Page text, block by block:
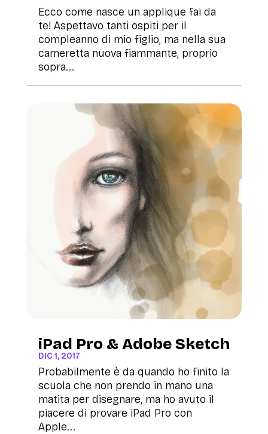
Ecco come nasce un applique fai da
te! Aspettavo tanti ospiti per il
compleanno di mio figlio, ma nella sua
cameretta nuova fiammante, proprio
sopra...
iPad Pro & Adobe Sketch
DIC 1, 2017
Probabilmente è da quando ho finito la
scuola che non prendo in mano una
matita per disegnare, ma ho avuto il
piacere di provare iPad Pro con
Apple...